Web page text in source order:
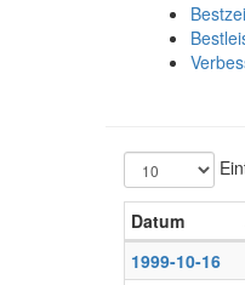
Datum
1999-10-16